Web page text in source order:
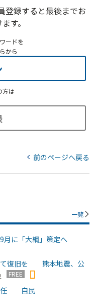
登録すると最後までお
す。
ードを
から
方は
前のページへ戻る
一覧
に「大綱」策定へ
て復旧を 熊本地震、公
FREE
一任 自民